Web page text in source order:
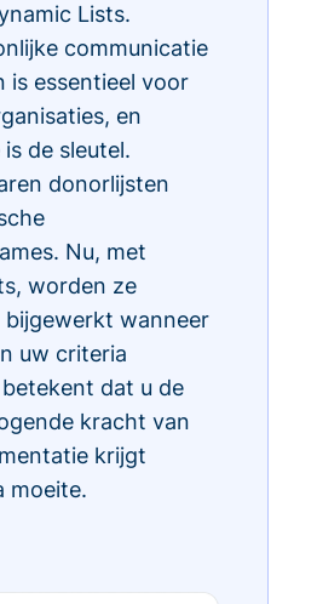
Lists.
communicatie
is essentieel voor
en
de sleutel.
donorlijsten
Nu, met
worden ze
wanneer
uw criteria
dat u de
kracht van
krijgt
moeite.